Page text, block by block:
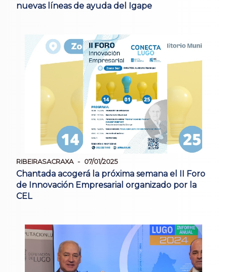
nuevas líneas de ayuda del Igape
RIBEIRASACRAXA 07/01/2025
Chantada acogerá la próxima semana el II Foro
de Innovación Empresarial organizado por la
CEL